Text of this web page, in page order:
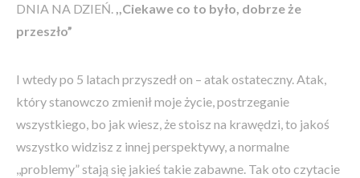
DNIA NA DZIEŃ. ,,Ciekawe co to było, dobrze że
przeszło”
I wtedy po 5 latach przyszedł on – atak ostateczny. Atak,
który stanowczo zmienił moje życie, postrzeganie
wszystkiego, bo jak wiesz, że stoisz na krawędzi, to jakoś
wszystko widzisz z innej perspektywy, a normalne
,,problemy” stają się jakieś takie zabawne. Tak oto czytacie